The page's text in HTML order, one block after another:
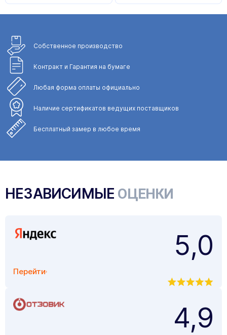
Собственное производство
Контракт и Гарантия на бумаге
Любая форма оплаты официально
Наличие сертификатов ведущих поставщиков
Бесплатный замер в любое время
НЕЗАВИСИМЫЕ ОЦЕНКИ
Перейти
5,0
4,9